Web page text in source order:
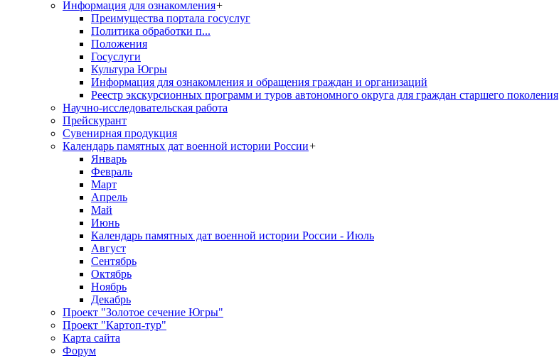
Информация для ознакомления+
Преимущества портала госуслуг
Политика обработки п...
Положения
Госуслуги
Культура Югры
Информация для ознакомления и обращения граждан и организаций
Реестр экскурсионных программ и туров автономного округа для граждан старшего поколения
Научно-исследовательская работа
Прейскурант
Сувенирная продукция
Календарь памятных дат военной истории России+
Январь
Февраль
Март
Апрель
Май
Июнь
Календарь памятных дат военной истории России - Июль
Август
Сентябрь
Октябрь
Ноябрь
Декабрь
Проект "Золотое сечение Югры"
Проект "Картоп-тур"
Карта сайта
Форум